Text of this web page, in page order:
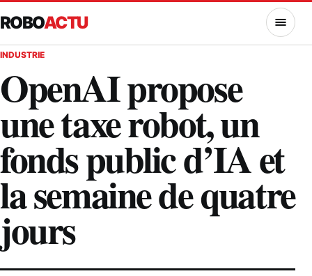
ROBOACTU MENU
INDUSTRIE
OpenAI propose
une taxe robot, un
fonds public d’IA et
la semaine de quatre
jours